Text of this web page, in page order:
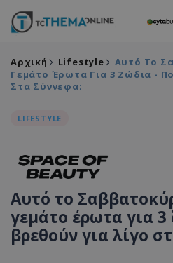
Αρχική Lifestyle
Αυτό Το
Γεμάτο Έρωτα Για 3 Ζώδια -
Στα Σύννεφα;
LIFESTYLE
Αυτό το
γεμάτο έρωτα για 3
βρεθούν για λίγο